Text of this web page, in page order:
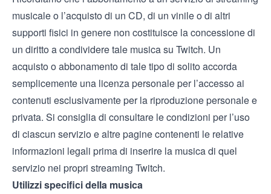
musicale o l’acquisto di un CD, di un vinile o di altri
supporti fisici in genere non costituisce la concessione di
un diritto a condividere tale musica su Twitch. Un
acquisto o abbonamento di tale tipo di solito accorda
semplicemente una licenza personale per l’accesso ai
contenuti esclusivamente per la riproduzione personale e
privata. Si consiglia di consultare le condizioni per l’uso
di ciascun servizio e altre pagine contenenti le relative
informazioni legali prima di inserire la musica di quel
servizio nei propri streaming Twitch.
Utilizzi specifici della musica